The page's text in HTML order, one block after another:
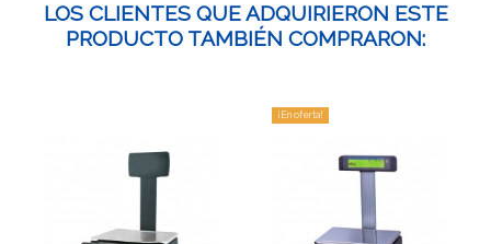
LOS CLIENTES QUE ADQUIRIERON ESTE
PRODUCTO TAMBIÉN COMPRARON:
¡En oferta!